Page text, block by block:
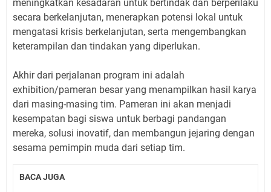
meningkatkan kesadaran untuk bertindak dan berperilaku
secara berkelanjutan, menerapkan potensi lokal untuk
mengatasi krisis berkelanjutan, serta mengembangkan
keterampilan dan tindakan yang diperlukan.
Akhir dari perjalanan program ini adalah
exhibition/pameran besar yang menampilkan hasil karya
dari masing-masing tim. Pameran ini akan menjadi
kesempatan bagi siswa untuk berbagi pandangan
mereka, solusi inovatif, dan membangun jejaring dengan
sesama pemimpin muda dari setiap tim.
BACA JUGA